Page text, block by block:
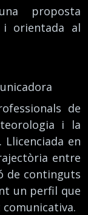
proposta
i orientada al
de
i la
Llicenciada en
entre
de continguts
un perfil que